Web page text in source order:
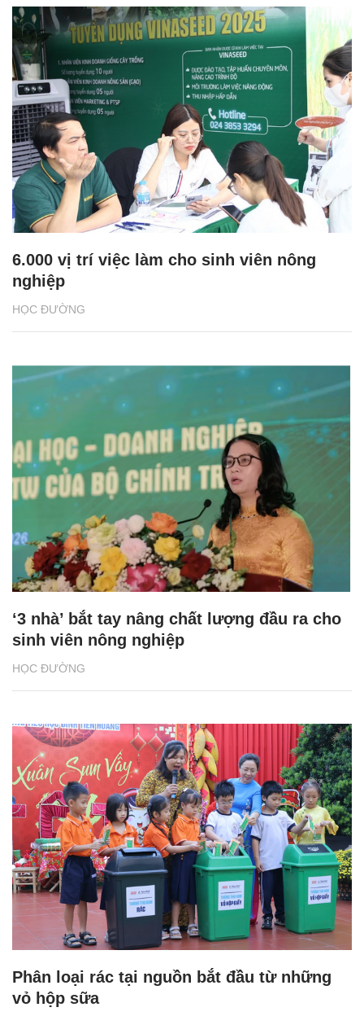
HỌC ĐƯỜNG
6.000 vị trí việc làm cho sinh viên nông
nghiệp
HỌC ĐƯỜNG
‘3 nhà’ bắt tay nâng chất lượng đầu ra cho
sinh viên nông nghiệp
Phân loại rác tại nguồn bắt đầu từ những
vỏ hộp sữa